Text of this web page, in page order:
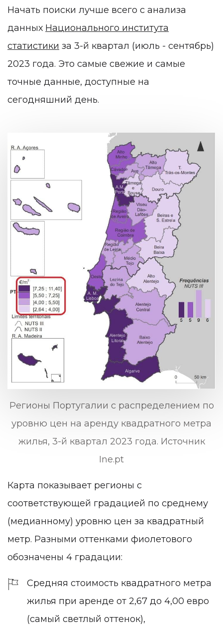
Начать поиски лучше всего с анализа
данных Национального института
статистики за 3-й квартал (июль - сентябрь)
2023 года. Это самые свежие и самые
точные данные, доступные на
сегодняшний день.
Регионы Португалии с распределением по
уровню цен на аренду квадратного метра
жилья, 3-й квартал 2023 года. Источник
Ine.pt
Карта показывает регионы с
соответствующей градацией по среднему
(медианному) уровню цен за квадратный
метр. Разными оттенками фиолетового
обозначены 4 градации:
Средняя стоимость квадратного метра
жилья при аренде от 2,67 до 4,00 евро
(самый светлый оттенок),